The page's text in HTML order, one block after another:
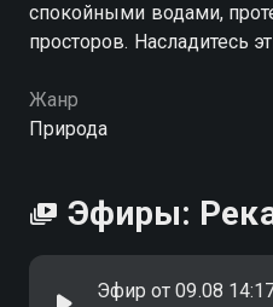
спокойными водами,
просторов. Насладитесь
Жанр
Природа
Эфиры:
Эфир от 09.08